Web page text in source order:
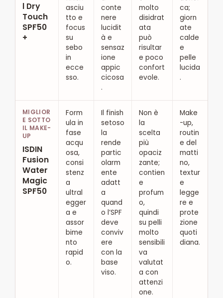
l Dry
Touch
SPF50
+
asciu
tto e
focus
su
sebo
in
ecce
sso.
conte
nere
lucidit
à e
sensaz
ione
appic
cicosa
.
molto
disidrat
ata
può
risultar
e poco
confort
evole.
ca;
giorn
ate
calde
e
pelle
lucida
.
MIGLIOR
E SOTTO
IL MAKE-
UP
ISDIN
Fusion
Water
Magic
SPF50
Form
ula in
fase
acqu
osa,
consi
stenz
a
ultral
egger
a e
assor
bime
nto
rapid
o.
Il finish
setoso
la
rende
partic
olarm
ente
adatt
a
quand
o l’SPF
deve
conviv
ere
con la
base
viso.
Non è
la
scelta
più
opaciz
zante;
contien
e
profum
o,
quindi
su pelli
molto
sensibili
va
valutat
a con
attenzi
one.
Make
-up,
routin
e del
matti
no,
textur
e
legge
re e
prote
zione
quoti
diana.